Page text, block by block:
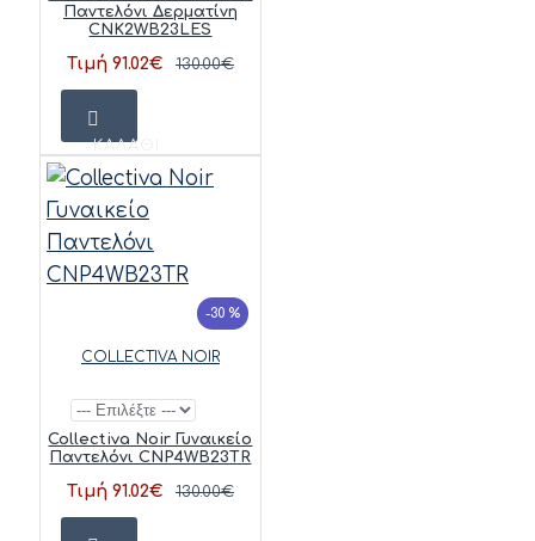
Παντελόνι Δερματίνη
CNK2WB23LES
Τιμή 91.02€ 130.00€
ΚΑΛΆΘΙ
-30 %
COLLECTIVA NOIR
Collectiva Noir Γυναικείο
Παντελόνι CNP4WB23TR
Τιμή 91.02€ 130.00€